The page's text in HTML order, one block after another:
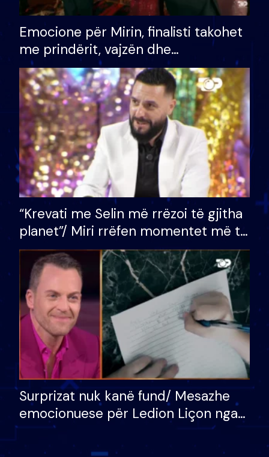
Emocione për Mirin, finalisti takohet
me prindërit, vajzën dhe
bashkëshorten: S’kemi ndonjë letër
divorci apo jo?
“Krevati me Selin më rrëzoi të gjitha
planet”/ Miri rrëfen momentet më të
bukura në shtëpinë e BB VIP: Do më
mungojë zilja e mëngjesit kur…
Surprizat nuk kanë fund/ Mesazhe
emocionuese për Ledion Liçon nga
nëna dhe fëmijët e tij, moderatori
nuk i mban dot lotët: Nuk meritoj…